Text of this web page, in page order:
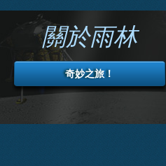
關於雨林
奇妙之旅！